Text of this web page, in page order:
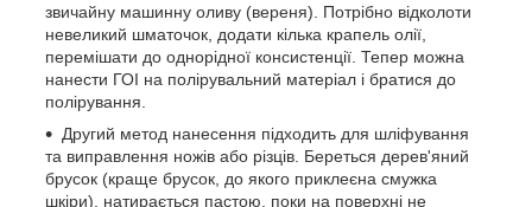
звичайну машинну оливу (вереня). Потрібно відколоти
невеликий шматочок, додати кілька крапель олії,
перемішати до однорідної консистенції. Тепер можна
нанести ГОІ на полірувальний матеріал і братися до
полірування.
Другий метод нанесення підходить для шліфування
та виправлення ножів або різців. Береться дерев'яний
брусок (краще брусок, до якого приклеєна смужка
шкіри), натирається пастою, поки на поверхні не